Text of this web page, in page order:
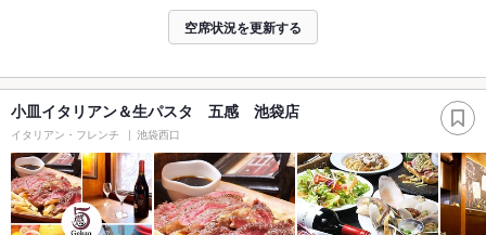
空席状況を更新する
小皿イタリアン＆生パスタ 五感 池袋店
イタリアン・フレンチ 池袋西口